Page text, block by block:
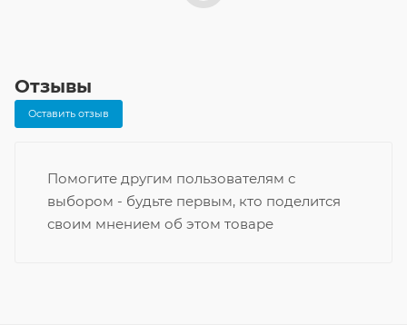
Отзывы
Оставить отзыв
Помогите другим пользователям с
выбором - будьте первым, кто поделится
своим мнением об этом товаре